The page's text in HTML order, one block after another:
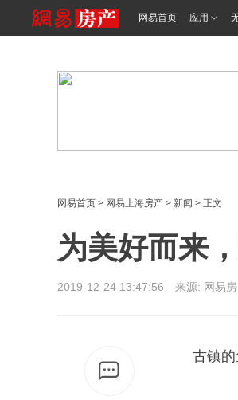
网易首页 应用
网易首页 > 网易上海房产 > 新闻 > 正文
为美好而来
2019-12-24 13:47:56 来源: 网易
古镇